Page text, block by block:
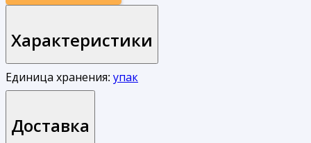
Характеристики
Единица хранения: упак
Доставка